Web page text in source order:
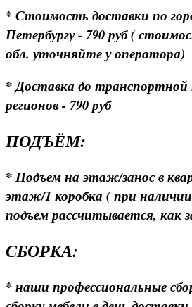
* Стоимость доставки по
Петербургу - 790 руб (
обл. уточняйте у оператора)
* Доставка до транспортной
регионов - 790 руб
ПОДЪЁМ:
* Подъем на этаж/занос в
этаж/1 коробка ( при наличии
подъем рассчитывается, как
СБОРКА:
* наши профессиональные